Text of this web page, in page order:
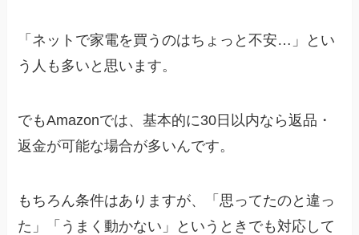
「ネットで家電を買うのはちょっと不安…」とい
う人も多いと思います。
でもAmazonでは、基本的に30日以内なら返品・
返金が可能な場合が多いんです。
もちろん条件はありますが、「思ってたのと違っ
た」「うまく動かない」というときでも対応して